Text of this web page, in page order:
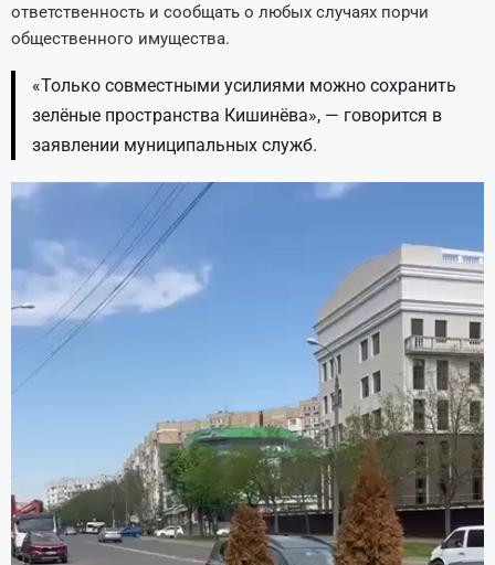
ответственность и сообщать о любых случаях порчи
общественного имущества.
«Только совместными усилиями можно сохранить
зелёные пространства Кишинёва», — говорится в
заявлении муниципальных служб.